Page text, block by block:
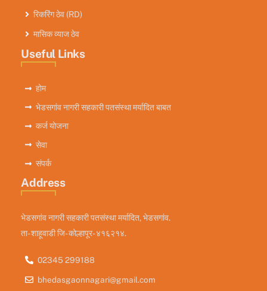
रिकरिंग ठेव (RD)
मासिक व्याज ठेव
Useful Links
होम
भेडसगांव नागरी सहकारी पतसंस्था मर्यादित बाबत
कर्ज योजना
सेवा
संपर्क
Address
भेडसगांव नागरी सहकारी पतसंस्था मर्यादित, भेडसगांव.
ता- शाहूवाडी जि- कोल्हापूर- ४१६२१४.
02345 299188
bhedasgaonnagari@gmail.com